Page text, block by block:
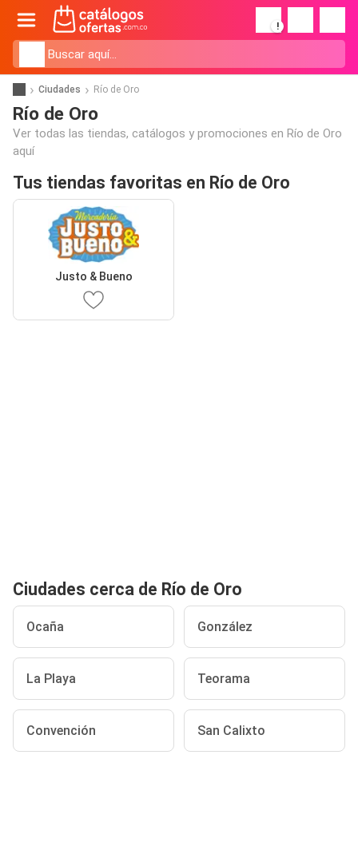
!
Ciudades Río de Oro
Río de Oro
Ver todas las tiendas, catálogos y promociones en Río de Oro
aquí
Tus tiendas favoritas en Río de Oro
Justo & Bueno
Ciudades cerca de Río de Oro
Ocaña González
La Playa Teorama
Convención San Calixto